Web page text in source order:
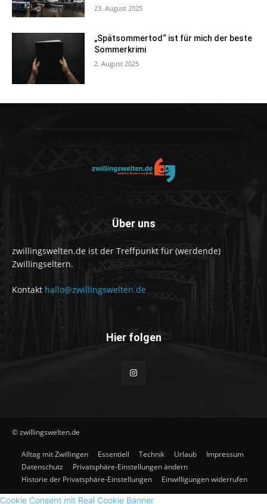
23. August 2025
„Spätsommertod“ ist für mich der beste
Sommerkrimi
2. August 2025
Über uns
zwillingswelten.de ist der Treffpunkt für (werdende)
Zwillingseltern.
Kontakt hallo@zwillingswelten.de
Hier folgen
© zwillingswelten.de
Alltag mit Zwillingen Essentiell Technik Urlaub
Impressum
Datenschutz
Privatsphäre-Einstellungen ändern
Historie der Privatsphäre-Einstellungen
Einwilligungen widerrufen
Cookie Consent mit Real Cookie Banner